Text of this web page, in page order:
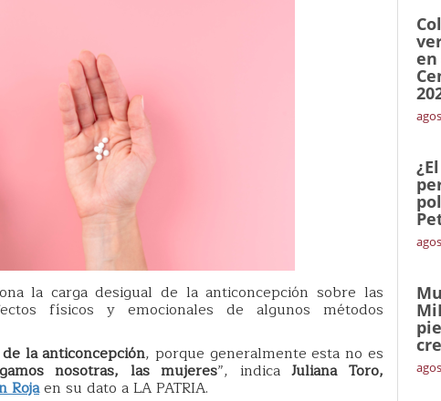
la carga desigual de la anticoncepción sobre las
físicos y emocionales de algunos métodos
la anticoncepción, porque generalmente esta no es
nosotras, las mujeres”, indicaJuliana Toro,
Rojaen su dato a LA PATRIA.
en